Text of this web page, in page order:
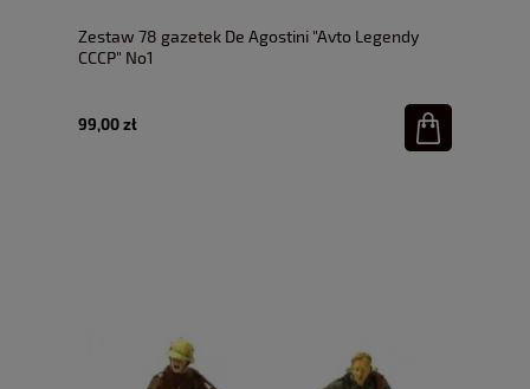
Zestaw 78 gazetek De Agostini "Avto Legendy
CCCP" No1
99,00 zł